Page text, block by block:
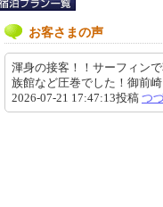
お客さまの声
渾身の接客！！サーフィン
族館など圧巻でした！御前
2026-07-21 17:47:13投稿 つ